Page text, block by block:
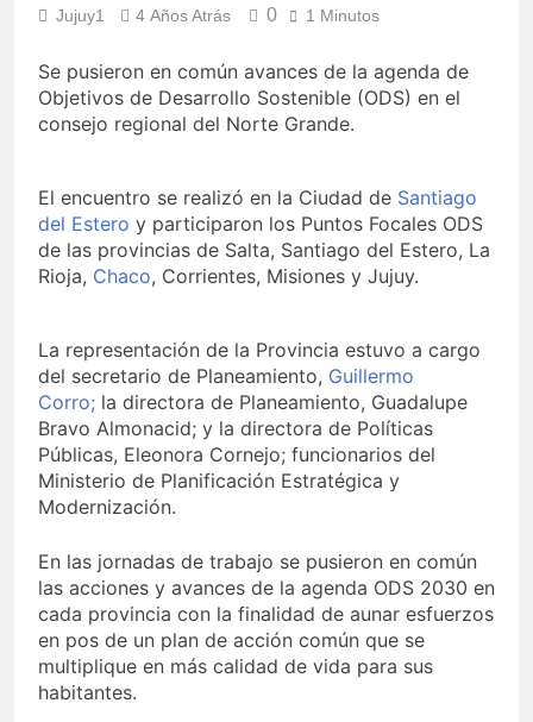
Jujuy1 4 Años Atrás 0 1 Minutos
Se pusieron en común avances de la agenda de
Objetivos de Desarrollo Sostenible (ODS) en el
consejo regional del Norte Grande.
El encuentro se realizó en la Ciudad de Santiago
del Estero y participaron los Puntos Focales ODS
de las provincias de Salta, Santiago del Estero, La
Rioja, Chaco, Corrientes, Misiones y Jujuy.
La representación de la Provincia estuvo a cargo
del secretario de Planeamiento, Guillermo
Corro; la directora de Planeamiento, Guadalupe
Bravo Almonacid; y la directora de Políticas
Públicas, Eleonora Cornejo; funcionarios del
Ministerio de Planificación Estratégica y
Modernización.
En las jornadas de trabajo se pusieron en común
las acciones y avances de la agenda ODS 2030 en
cada provincia con la finalidad de aunar esfuerzos
en pos de un plan de acción común que se
multiplique en más calidad de vida para sus
habitantes.